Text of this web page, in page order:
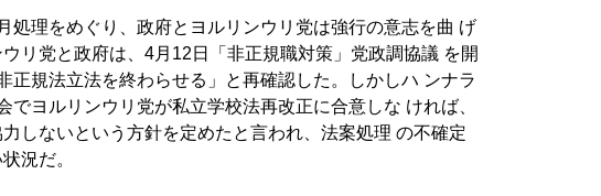
処理をめぐり、政府とヨルリンウリ党は強行の意志を曲 げ
リ党と政府は、4月12日「非正規職対策」党政調協議 を開
正規法立法を終わらせる」と再確認した。しかしハ ンナラ
でヨルリンウリ党が私立学校法再改正に合意しな ければ、
しないという方針を定めたと言われ、法案処理 の不確定
況だ。